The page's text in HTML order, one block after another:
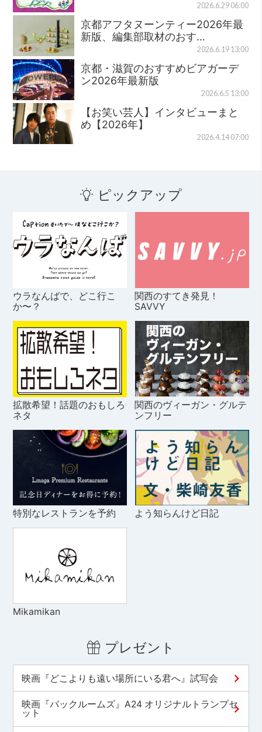
2026.6.29 06:00
京都アフタヌーンティー2026年最
新版、編集部取材のおす…
2026.6.19 13:00
京都・滋賀のおすすめビアガーデ
ン2026年最新版
2026.6.5 13:00
【お笑い芸人】インタビューまと
め【2026年】
2026.4.14 07:00
ピックアップ
ウラなんばで、どこ行こ
か〜？
関西のすてき発見！
SAVVY
拡散希望！話題のおもしろ
ネタ
関西のヴィーガン・グルテ
ンフリー
特別なレストランを予約 よう知らんけど日記
Mikamikan
プレゼント
映画『どこよりも遠い場所にいる君へ』試写会
映画『バックルームズ』A24 オリジナルトランプセ
ット